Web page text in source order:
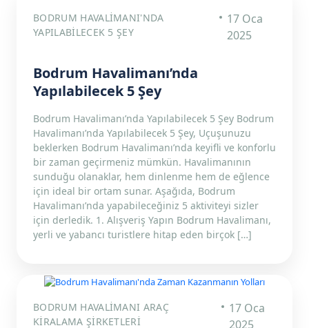
BODRUM HAVALIMANI'NDA
YAPILABILECEK 5 ŞEY
17 Oca
2025
Bodrum Havalimanı’nda
Yapılabilecek 5 Şey
Bodrum Havalimanı’nda Yapılabilecek 5 Şey Bodrum
Havalimanı’nda Yapılabilecek 5 Şey, Uçuşunuzu
beklerken Bodrum Havalimanı’nda keyifli ve konforlu
bir zaman geçirmeniz mümkün. Havalimanının
sunduğu olanaklar, hem dinlenme hem de eğlence
için ideal bir ortam sunar. Aşağıda, Bodrum
Havalimanı’nda yapabileceğiniz 5 aktiviteyi sizler
için derledik. 1. Alışveriş Yapın Bodrum Havalimanı,
yerli ve yabancı turistlere hitap eden birçok […]
BODRUM HAVALIMANI ARAÇ
KIRALAMA ŞIRKETLERI
17 Oca
2025